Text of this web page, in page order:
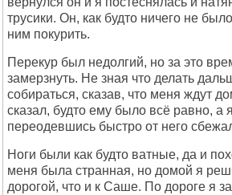
трусики. Он, как будто ничего не
ним покурить.
Перекур был недолгий, но за это
замерзнуть. Не зная что делать
собираться, сказав, что меня ждут
сказал, будто ему было всё равно, а
переодевшись быстро от него
Ноги были как будто ватные, да и
меня была странная, но домой я
дорогой, что и к Саше. По дороге я